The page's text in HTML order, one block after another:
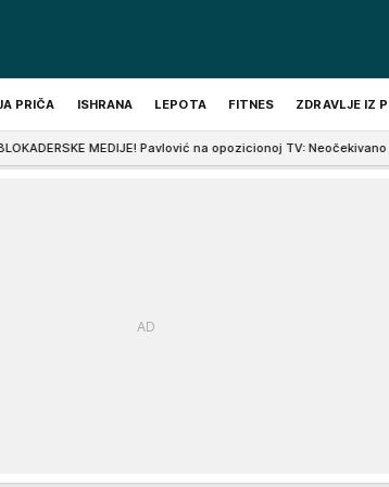
PRIČA ISHRANA LEPOTA FITNES ZDRAVLJE IZ
MEDIJE! Pavlović na opozicionoj TV: Neočekivano je dobar